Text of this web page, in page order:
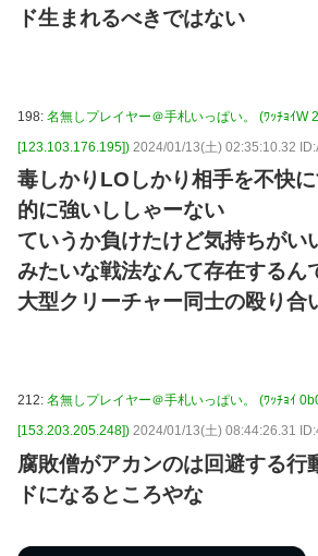
ド生まれるべきではない
198: 名無しプレイヤー＠手札いっぱい。 (ﾜｯﾁｮｲW
[123.103.176.195]) 2024/01/13(土) 02:35:10.32
毒しかりLOしかり相手を不快
的に強いししゃーない
ていうか負けたけど気持ちがい
みたいな戦法なんて存在するん
大型クリーチャー同士の殴り合
212: 名無しプレイヤー＠手札いっぱい。 (ﾜｯﾁｮｲ
[153.203.205.248]) 2024/01/13(土) 08:44:26.31
腐敗僧がアカンのは回避する行
ドになるところやな